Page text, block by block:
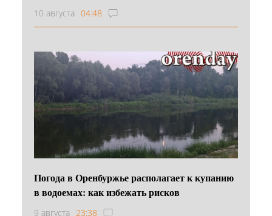
10 августа 04:48
Погода в Оренбуржье располагает к купанию
в водоемах: как избежать рисков
9 августа 23:38